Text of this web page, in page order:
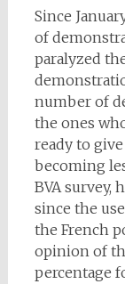
Since
of
paralyzed
number of
the ones
ready to
becoming
BVA survey,
since the
the French
opinion of
percentage